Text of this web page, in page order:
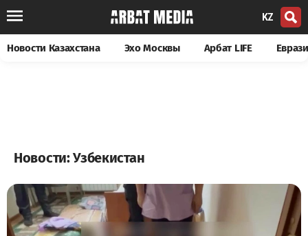
KZ
Новости Казахстана Эхо Москвы Арбат LIFE
Новости: Узбекистан